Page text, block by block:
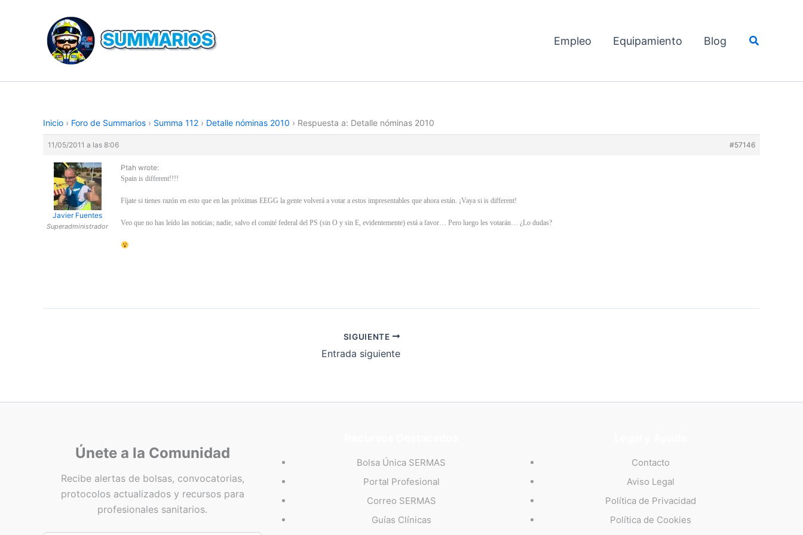
contenido
Empleo Equipamiento Blog Buscar
Inicio › Foro de Summarios › Summa 112 › Detalle nóminas 2010 › Respuesta a: Detalle nóminas 2010
11/05/2011 a las 8:06 #57146
Javier Fuentes
Superadministrador
Ptah wrote:
Spain is different!!!!
Fíjate si tienes razón en esto que en las próximas EEGG la gente volverá a votar a estos impresentables que ahora están. ¡Vaya si is different!
Veo que no has leído las noticias; nadie, salvo el comité federal del PS (sin O y sin E, evidentemente) está a favor… Pero luego les votarán… ¿Lo dudas?
SIGUIENTE
Entrada siguiente
Únete a la Comunidad
Recibe alertas de bolsas, convocatorias,
protocolos actualizados y recursos para
profesionales sanitarios.
Bolsa Única SERMAS
Portal Profesional
Correo SERMAS
Guías Clínicas
Contacto
Aviso Legal
Política de Privacidad
Política de Cookies